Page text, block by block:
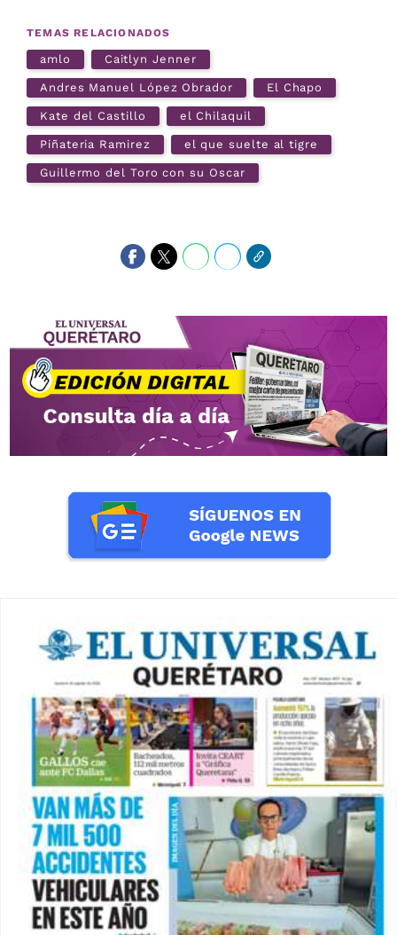
TEMAS RELACIONADOS
amlo Caitlyn Jenner
Andres Manuel López Obrador El Chapo
Kate del Castillo el Chilaquil
Piñateria Ramirez el que suelte al tigre
Guillermo del Toro con su Oscar